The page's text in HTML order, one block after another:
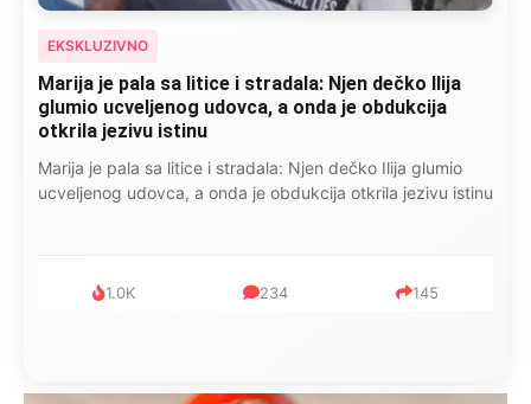
EKSKLUZIVNO
Marija je pala sa litice i stradala: Njen dečko Ilija
glumio ucveljenog udovca, a onda je obdukcija
otkrila jezivu istinu
Marija je pala sa litice i stradala: Njen dečko Ilija glumio
ucveljenog udovca, a onda je obdukcija otkrila jezivu istinu
1.0K 234 145